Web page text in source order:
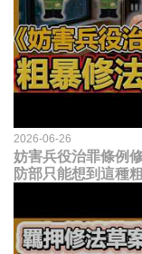
2026-06-26
妨害兵役治罪條例
防部只能想到這種